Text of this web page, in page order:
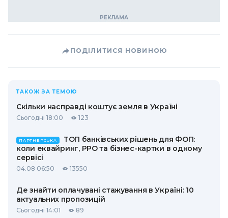
ПОДІЛИТИСЯ НОВИНОЮ
ТАКОЖ ЗА ТЕМОЮ
Скільки насправді коштує земля в Україні
Сьогодні 18:00 123
ПАРТНЕРСЬКА
ТОП банківських рішень для ФОП:
коли еквайринг, РРО та бізнес-картки в одному
сервісі
04.08 06:50 13550
Де знайти оплачувані стажування в Україні: 10
актуальних пропозицій
Сьогодні 14:01 89